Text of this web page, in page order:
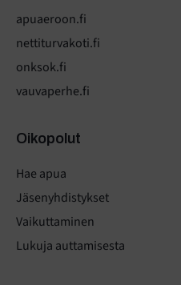
apuaeroon.fi
nettiturvakoti.fi
onksok.fi
vauvaperhe.fi
Oikopolut
Hae apua
Jäsenyhdistykset
Vaikuttaminen
Lukuja auttamisesta